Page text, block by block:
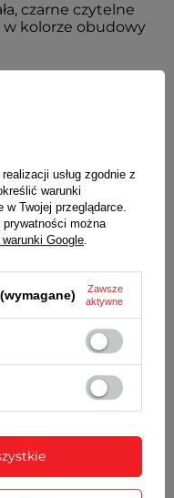
czarne czytelne
w kolorze obudowy
sekundnikiem
- 4,5 cm
usług zgodnie z
warunki
Twojej przeglądarce.
można
Google
Zawsze
aktywne